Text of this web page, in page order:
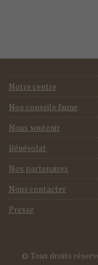
Notre centre
Nos conseils faune
Nous soutenir
Bénévolat
Nos partenaires
Nous contacter
Presse
© Tous droits